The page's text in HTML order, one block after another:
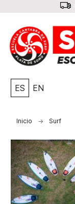
ES EN
Inicio Surf